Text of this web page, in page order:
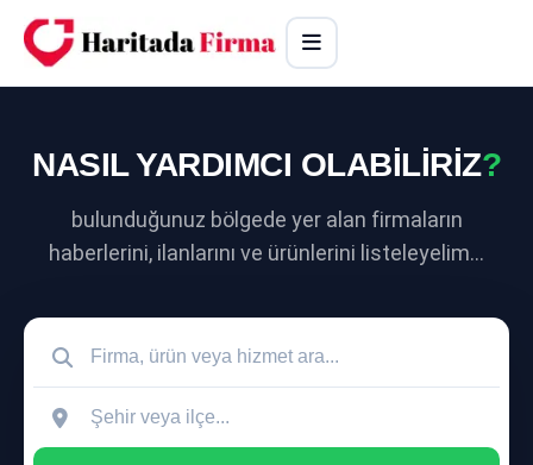
NASIL YARDIMCI OLABİLİRİZ?
bulunduğunuz bölgede yer alan firmaların
haberlerini, ilanlarını ve ürünlerini listeleyelim...